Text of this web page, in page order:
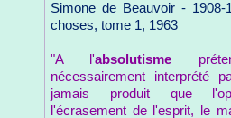
Simone de Beauvoir -
choses, tome 1, 1963
"A l'absolutisme
nécessairement interprété
jamais produit que
l'écrasement de l'esprit, le